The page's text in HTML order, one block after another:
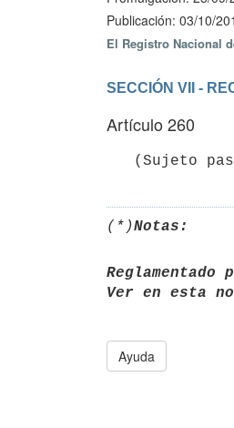
Publicación: 03/10/
El Registro Nacional
SECCIÓN VII -
Artículo 260
(*)Notas:
Reglamentado
Ver en esta
Ayuda